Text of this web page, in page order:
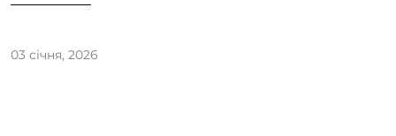
03 січня, 2026